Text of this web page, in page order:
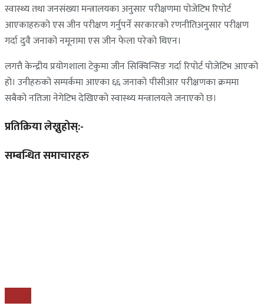
स्वास्थ्य तथा जनसंख्या मन्त्रालयका अनुसार परीक्षणमा पोजेटिभ रिपोर्ट
आएकाहरुको एस जीन परीक्षण गर्नुपर्ने सरकारको रणनीतिअनुसार परीक्षण
गर्दा दुवै जनाको नमूनामा एस जीन फेला परेको थिएन।
लगत्तै केन्द्रीय प्रयोगशाला टेकुमा जीन सिक्विन्सिङ गर्दा रिपोर्ट पोजेटिभ आएको
हो। उनीहरुको सम्पर्कमा आएका ६६ जनाको पीसीआर परीक्षणका क्रममा
सबैको नतिजा नेगेटिभ देखिएको स्वास्थ्य मन्त्रालयले जनाएको छ।
प्रतिक्रिया लेख्नुहोस्:-
सम्बन्धित समाचारहरु